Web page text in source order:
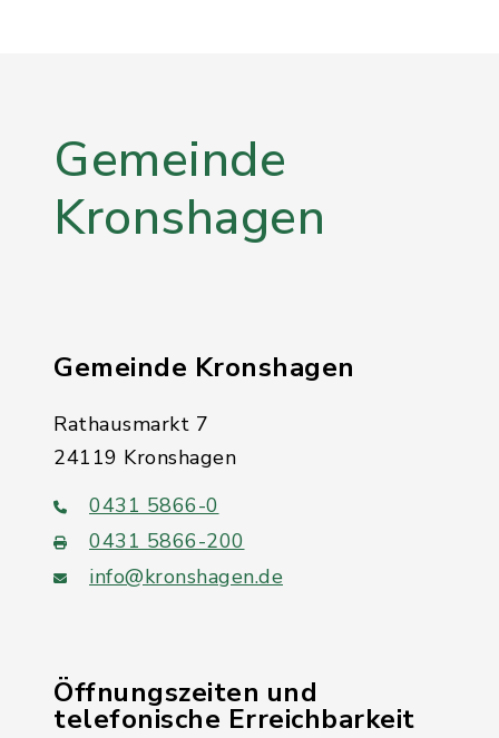
Gemeinde
Kronshagen
Gemeinde Kronshagen
Rathausmarkt 7
24119 Kronshagen
0431 5866-0
0431 5866-200
info@kronshagen.de
Öffnungszeiten und
telefonische Erreichbarkeit